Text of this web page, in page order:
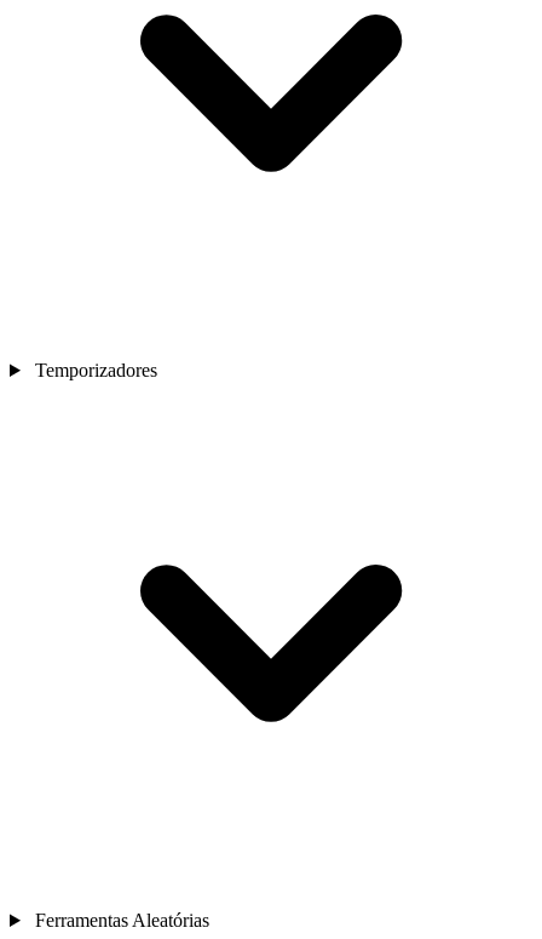
Temporizadores
Ferramentas Aleatórias